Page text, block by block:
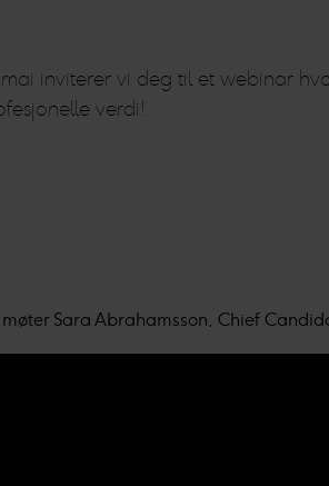
mai inviterer vi deg til et webinar
verdi!
møter Sara Abrahamsson, Chief